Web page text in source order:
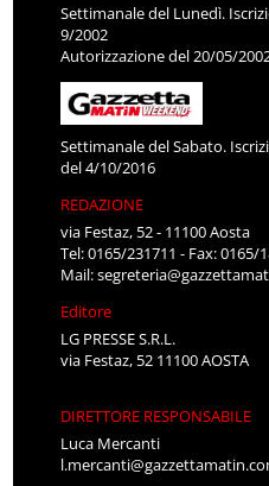
Settimanale del Lunedì.
9/2002
Autorizzazione del 20/05/
Settimanale del Sabato.
del 4/10/2016
REDAZIONE
via Festaz, 52 - 11100 Aosta
Tel: 0165/231711 - Fax: 0165/
Mail:
Editore
LG PRESSE S.R.L.
via Festaz, 52 11100 AOSTA
DIRETTORE RESPONSABILE
Luca Mercanti